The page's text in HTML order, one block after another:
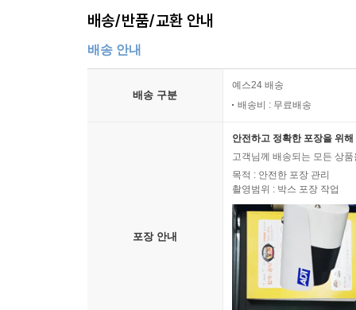
배송/반품/교환 안내
배송 안내
배송 구분
예스24 배송
배송비 : 무료배송
포장 안내
안전하고 정확한 포장을 위
고객님께 배송되는 모든 상
목적 : 안전한 포장 관리
촬영범위 : 박스 포장 작업